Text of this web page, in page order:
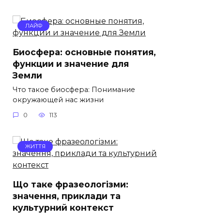
ЛАЙФ
Биосфера: основные понятия,
функции и значение для
Земли
Что такое биосфера: Понимание
окружающей нас жизни
0 113
ЖИТТЯ
Що таке фразеологізми:
значення, приклади та
культурний контекст